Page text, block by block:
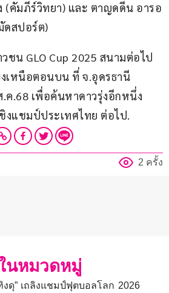
(คัมภีร์วิทยา) และ ตาญดดีน อารอ
ดสปอร์ต)
ชน GLO Cup 2025 สนามต่อไป
เหนือตอนบน ที่ จ.อุดรธานี
ค.68 เพื่อค้นหาดาวรุ่งอีกหนึ่ง
แชมป์ประเทศไทย ต่อไป.
2 ครั้ง
นหมวดหมู่
ดุ” เถลิงแชมป์ฟุตบอลโลก 2026